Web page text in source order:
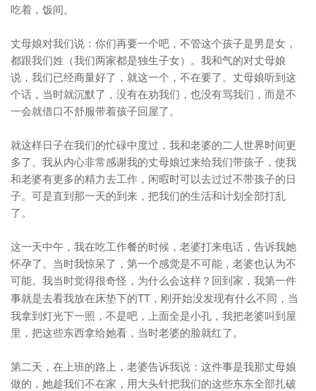
吃着，饭间。
丈母娘对我们说：你们再要一个吧，不管这个孩子是男是女，
都跟我们姓（我们两家都是独生子女）。我和气的对丈母娘
说，我们已经商量好了，就这一个，不在要了。丈母娘听到这
个话，当时就沉默了，没有在劝我们，也没有骂我们，而是不
一会就借口不舒服带着孩子回屋了。
就这样日子在我们的忙碌中度过，我和老婆的二人世界时间更
多了。我从内心非常感谢我的丈母娘过来给我们带孩子，使我
和老婆有更多的精力去工作，闲暇时可以去过过不带孩子的日
子。可是直到那一天的到来，把我们的生活和计划全部打乱
了。
这一天中午，我在吃工作餐的时候，老婆打来电话，告诉我她
怀孕了。当时我惊呆了，第一个感觉是不可能，老婆也认为不
可能。我当时觉得很奇怪，为什么会这样？ 回到家，我第一件
事就是去看我放在床垫下的TT，刚开始没发现有什么不同，当
我拿到灯光下一照，不是吧，上面全是小孔，我把老婆叫到屋
里，把这些东西拿给她看，当时老婆的脸就红了。
第二天，在上班的路上，老婆告诉我说：这件事是我那丈母娘
做的，她趁我们不在家，用大头针把我们的这些东东全部扎破